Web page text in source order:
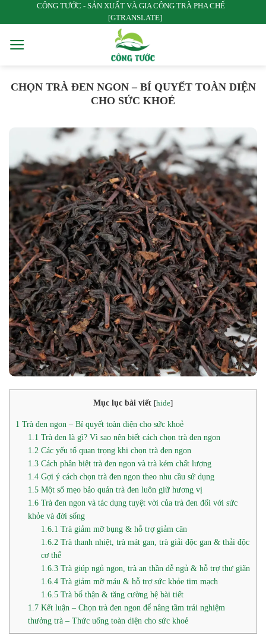
qua
dung
CÔNG TƯỚC - SẢN XUẤT VÀ GIA CÔNG TRÀ PHA CHẾ
[GTRANSLATE]
CHỌN TRÀ ĐEN NGON – BÍ QUYẾT TOÀN DIỆN
CHO SỨC KHOẺ
Mục lục bài viết [hide]
1 Trà đen ngon – Bí quyết toàn diện cho sức khoẻ
1.1 Trà đen là gì? Vì sao nên biết cách chọn trà đen ngon
1.2 Các yếu tố quan trọng khi chọn trà đen ngon
1.3 Cách phân biệt trà đen ngon và trà kém chất lượng
1.4 Gợi ý cách chọn trà đen ngon theo nhu cầu sử dụng
1.5 Một số mẹo bảo quản trà đen luôn giữ hương vị
1.6 Trà đen ngon và tác dụng tuyệt vời của trà đen đối với sức
khỏe và đời sống
1.6.1 Trà giảm mỡ bụng & hỗ trợ giảm cân
1.6.2Trà thanh nhiệt, trà mát gan, trà giải độc gan & thải độc
cơ thể
1.6.3Trà giúp ngủ ngon, trà an thần dễ ngủ & hỗ trợ thư giãn
1.6.4Trà giảm mỡ máu & hỗ trợ sức khỏe tim mạch
1.6.5Trà bổ thận & tăng cường hệ bài tiết
1.7 Kết luận – Chọn trà đen ngon để nâng tầm trải nghiệm
thưởng trà – Thức uống toàn diện cho sức khoẻ